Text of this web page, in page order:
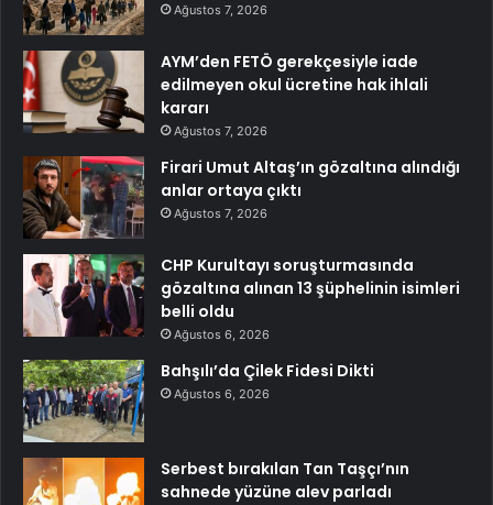
Ağustos 7, 2026
AYM’den FETÖ gerekçesiyle iade
edilmeyen okul ücretine hak ihlali
kararı
Ağustos 7, 2026
Firari Umut Altaş’ın gözaltına alındığı
anlar ortaya çıktı
Ağustos 7, 2026
CHP Kurultayı soruşturmasında
gözaltına alınan 13 şüphelinin isimleri
belli oldu
Ağustos 6, 2026
Bahşılı’da Çilek Fidesi Dikti
Ağustos 6, 2026
Serbest bırakılan Tan Taşçı’nın
sahnede yüzüne alev parladı